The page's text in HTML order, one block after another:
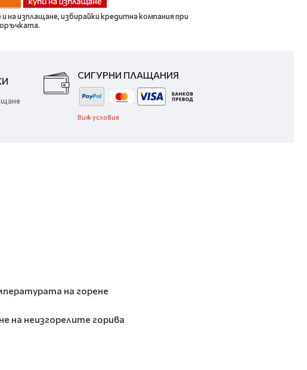
на изплащане, избирайки кредитна компания при
СИГУРНИ ПЛАЩАНИЯ
Виж условия
на горене
на неизгорелите горива